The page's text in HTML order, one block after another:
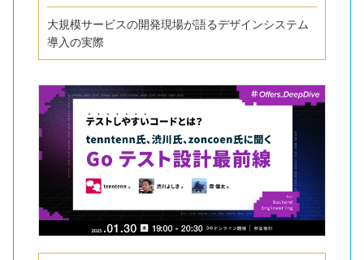
大規模サービスの開発現場が語るデザインシステム
導入の実際